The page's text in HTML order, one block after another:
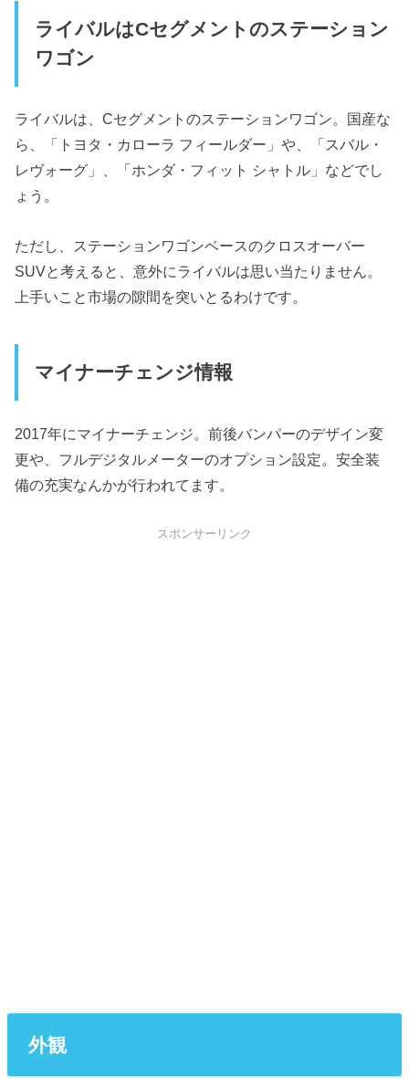
ライバルはCセグメントのステーション
ワゴン
ライバルは、Cセグメントのステーションワゴン。国産な
ら、「トヨタ・カローラ フィールダー」や、「スバル・
レヴォーグ」、「ホンダ・フィット シャトル」などでし
ょう。
ただし、ステーションワゴンベースのクロスオーバー
SUVと考えると、意外にライバルは思い当たりません。
上手いこと市場の隙間を突いとるわけです。
マイナーチェンジ情報
2017年にマイナーチェンジ。前後バンパーのデザイン変
更や、フルデジタルメーターのオプション設定。安全装
備の充実なんかが行われてます。
スポンサーリンク
外観